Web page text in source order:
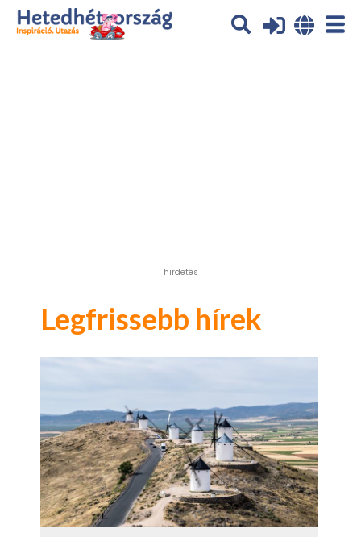
Az oldal sütiket (cookies) használ. További tájékoztatás itt:
Adatvédelmi tájékoztató
hirdetés
Legfrissebb hírek